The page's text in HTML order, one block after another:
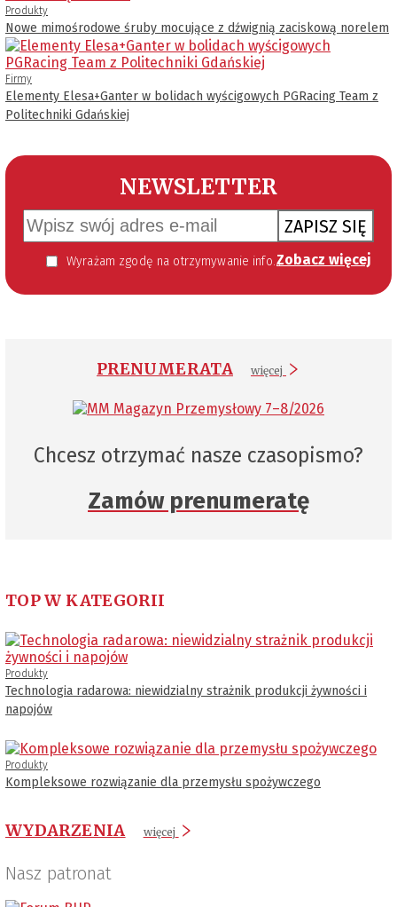
Produkty
Nowe mimośrodowe śruby mocujące z dźwignią zaciskową norelem
Firmy
Elementy Elesa+Ganter w bolidach wyścigowych PGRacing Team z
Politechniki Gdańskiej
NEWSLETTER
ZAPISZ SIĘ
Wyrażam zgodę na otrzymywanie informacji handlowej kierowanej do mnie za pomocą środków komunikacji elektronicznej w szczególności poczty elektronicznej zgodnie z przepisem art. 10 ust 2 ustawy z dnia 18 lipca 2002 roku o świadczeniu usług drogą elektroniczną (Dz. U. 144 z 2002 r. poz. 1204). Zgoda jest dobrowolna, jednak jej wyrażenie jest konieczne, aby otrzymywać newsletter. Zobacz więcej
PRENUMERATA więcej
Chcesz otrzymać nasze czasopismo?
Zamów prenumeratę
TOP W KATEGORII
Produkty
Technologia radarowa: niewidzialny strażnik produkcji żywności i
napojów
Produkty
Kompleksowe rozwiązanie dla przemysłu spożywczego
WYDARZENIA więcej
Nasz patronat